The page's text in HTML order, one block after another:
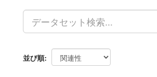
並び順